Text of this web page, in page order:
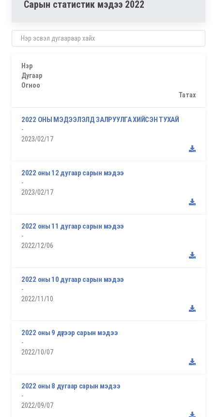
Сарын статистик мэдээ 2022
Нэр
Дугаар
Огноо
Татах
2022 ОНЫ МЭДЭЭЛЭЛД ЗАЛРУУЛГА ХИЙСЭН ТУХАЙ
-
2023/02/17
2022 оны 12 дугаар сарын мэдээ
-
2023/02/17
2022 оны 11 дугаар сарын мэдээ
-
2022/12/06
2022 оны 10 дугаар сарын мэдээ
-
2022/11/10
2022 оны 9 дүгээр сарын мэдээ
-
2022/10/07
2022 оны 8 дугаар сарын мэдээ
-
2022/09/07